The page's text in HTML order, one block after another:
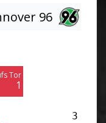
96
Tor
1
3